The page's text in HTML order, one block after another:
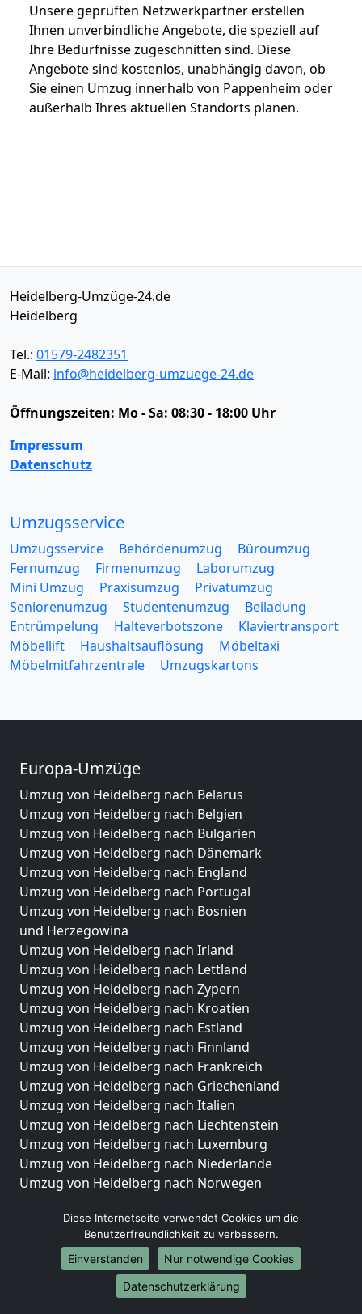
Unsere geprüften Netzwerkpartner erstellen
Ihnen unverbindliche Angebote, die speziell auf
Ihre Bedürfnisse zugeschnitten sind. Diese
Angebote sind kostenlos, unabhängig davon, ob
Sie einen Umzug innerhalb von Pappenheim oder
außerhalb Ihres aktuellen Standorts planen.
Heidelberg-Umzüge-24.de
Heidelberg
Tel.: 01579-2482351
E-Mail: info@heidelberg-umzuege-24.de
Öffnungszeiten: Mo - Sa: 08:30 - 18:00 Uhr
Impressum
Datenschutz
Umzugsservice
Umzugsservice Behördenumzug
Büroumzug
Fernumzug
Firmenumzug
Laborumzug
Mini Umzug
Praxisumzug
Privatumzug
Seniorenumzug
Studentenumzug
Beiladung
Entrümpelung
Halteverbotszone
Klaviertransport
Möbellift
Haushaltsauflösung
Möbeltaxi
Möbelmitfahrzentrale
Umzugskartons
Europa-Umzüge
Umzug von Heidelberg nach Belarus
Umzug von Heidelberg nach Belgien
Umzug von Heidelberg nach Bulgarien
Umzug von Heidelberg nach Dänemark
Umzug von Heidelberg nach England
Umzug von Heidelberg nach Portugal
Umzug von Heidelberg nach Bosnien
und Herzegowina
Umzug von Heidelberg nach Irland
Umzug von Heidelberg nach Lettland
Umzug von Heidelberg nach Zypern
Umzug von Heidelberg nach Kroatien
Umzug von Heidelberg nach Estland
Umzug von Heidelberg nach Finnland
Umzug von Heidelberg nach Frankreich
Umzug von Heidelberg nach Griechenland
Umzug von Heidelberg nach Italien
Umzug von Heidelberg nach Liechtenstein
Umzug von Heidelberg nach Luxemburg
Umzug von Heidelberg nach Niederlande
Umzug von Heidelberg nach Norwegen
Umzüge-Deutschlandweit
Umzug von Heidelberg nach Berlin
Umzug von Heidelberg nach Hamburg
Umzug von Heidelberg nach München
Umzug von Heidelberg nach Köln
Diese Internetseite verwendet Cookies um die
Benutzerfreundlichkeit zu verbessern.
Einverstanden
Nur notwendige Cookies
Datenschutzerklärung